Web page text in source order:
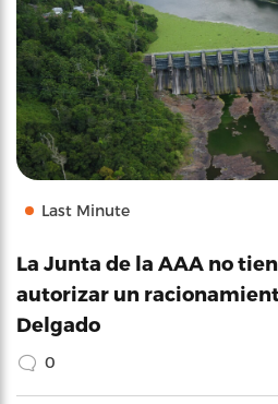
Last Minute
La Junta de la AAA no
autorizar un
Delgado
0